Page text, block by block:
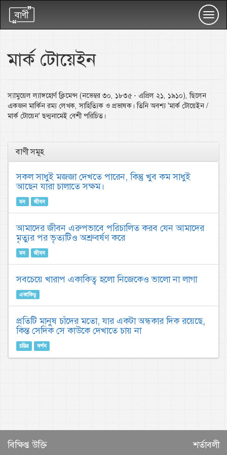
মার্ক টোয়েইন
স্যামুয়েল ল্যাঙ্গহোর্ণ ক্লিমেন্স (নভেম্বর ৩০, ১৮৩৫ - এপ্রিল ২১, ১৯১০), ছিলেন
একজন মার্কিন রম্য লেখক, সাহিত্যিক ও প্রভাষক। তিনি অবশ্য 'মার্ক টোয়েইন /
মার্ক টোয়েন' ছদ্মনামেই বেশী পরিচিত।
বাণী সমূহ
সকল সাধুই মজজা দেখতে পারেন, কিন্তু খুব কম সাধুই
আছেন যারা চালাতে সক্ষম।
মন জীবন
আমাদের জীবন এরুপভাবে পরিচালিত করব যেন আমাদের
মৃত্যুর পর ভৃত্যটিও অশ্রুবর্ষণ করে
মন জীবন
সবচেয়ে খারাপ একাকিত্ব হলো নিজেকেও ভালো না লাগা
একাকিত্ব
প্রতিটি মানুষ চাঁদের মতো, যার একটা অন্ধকার দিক রয়েছে,
কিন্ত সেদিক সে কাউকে দেখাতে চায় না
চরিত্র দর্শন
বিক্ষিপ্ত উক্তি শর্তাবলী